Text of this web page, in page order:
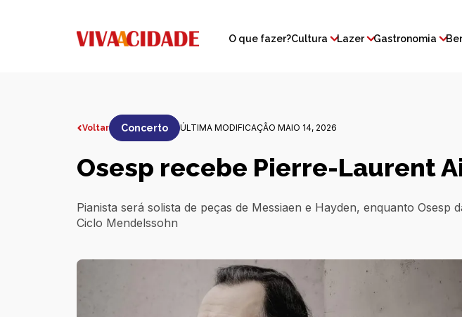
O que fazer?Cultura Lazer Gastronomia
Voltar Concerto ÚLTIMA MODIFICAÇÃO MAIO 14, 2026
Osesp recebe Pierre-Laurent
Pianista será solista de peças de Messiaen e Hayden, enquanto Osesp
Ciclo Mendelssohn